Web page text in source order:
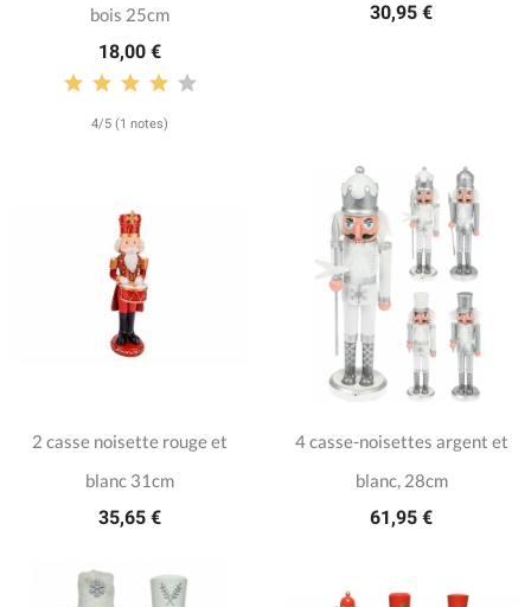
bois 25cm
18,00 €
4/5 (1 notes)
30,95 €
2 casse noisette rouge et
blanc 31cm
35,65 €
4 casse-noisettes argent et
blanc, 28cm
61,95 €